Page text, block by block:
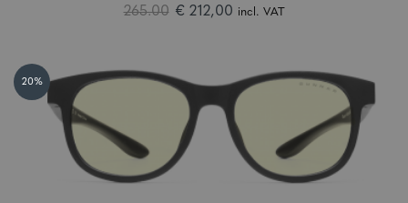
265.00 € 212,00 incl. VAT
20%